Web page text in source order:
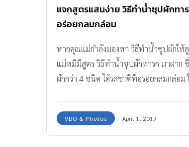
แจกสูตรแสนง่าย วิธีทำน้ำซุปผักทา
อร่อยกลมกล่อม
หากคุณแม่กำลังมองหา วิธีทำน้ำซุปผักให้
แม่หมีมีสูตร วิธีทำน้ำซุปผักทารก มาฝาก
ผักกว่า 4 ชนิด ได้รสชาติที่อร่อยกลมกล่อม
VDO & Photos April 1, 2019